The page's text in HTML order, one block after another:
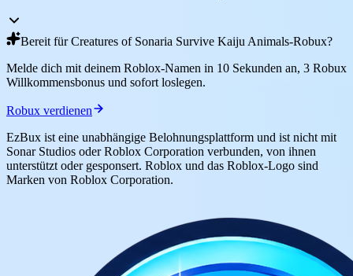
Bereit für Creatures of Sonaria Survive Kaiju Animals-Robux?
Melde dich mit deinem Roblox-Namen in 10 Sekunden an, 3 Robux
Willkommensbonus und sofort loslegen.
Robux verdienen
EzBux ist eine unabhängige Belohnungsplattform und ist nicht mit
Sonar Studios oder Roblox Corporation verbunden, von ihnen
unterstützt oder gesponsert. Roblox und das Roblox-Logo sind
Marken von Roblox Corporation.